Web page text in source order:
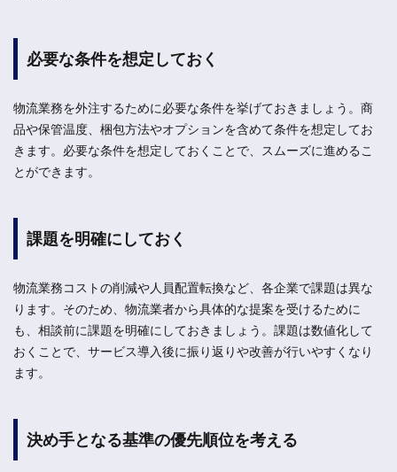
必要な条件を想定しておく
物流業務を外注するために必要な条件を挙げておきましょう。商
品や保管温度、梱包方法やオプションを含めて条件を想定してお
きます。必要な条件を想定しておくことで、スムーズに進めるこ
とができます。
課題を明確にしておく
物流業務コストの削減や人員配置転換など、各企業で課題は異な
ります。そのため、物流業者から具体的な提案を受けるために
も、相談前に課題を明確にしておきましょう。課題は数値化して
おくことで、サービス導入後に振り返りや改善が行いやすくなり
ます。
決め手となる基準の優先順位を考える